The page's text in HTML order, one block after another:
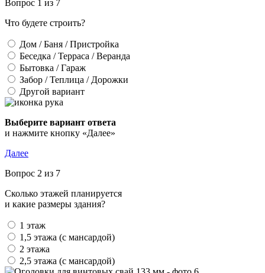
Вопрос 1 из 7
Что будете строить?
Дом / Баня / Пристройка
Беседка / Терраса / Веранда
Бытовка / Гараж
Забор / Теплица / Дорожки
Другой вариант
Выберите вариант ответа
и нажмите кнопку «Далее»
Далее
Вопрос 2 из 7
Сколько этажей планируется
и какие размеры здания?
1 этаж
1,5 этажа (с мансардой)
2 этажа
2,5 этажа (с мансардой)